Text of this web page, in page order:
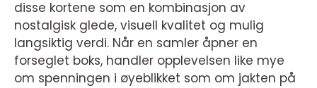
disse kortene som en kombinasjon av
nostalgisk glede, visuell kvalitet og mulig
langsiktig verdi. Når en samler åpner en
forseglet boks, handler opplevelsen like mye
om spenningen i øyeblikket som om jakten på